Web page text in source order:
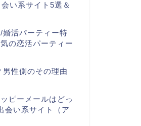
い系サイト5選＆
婚活パーティー特
の恋活パーティー
性側のその理由
ピーメールはどっ
会い系サイト（ア